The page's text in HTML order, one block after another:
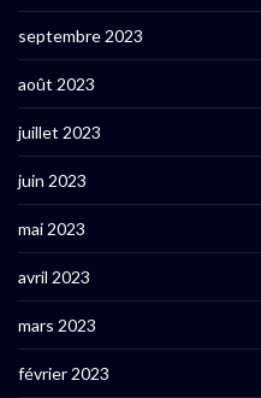
septembre 2023
août 2023
juillet 2023
juin 2023
mai 2023
avril 2023
mars 2023
février 2023